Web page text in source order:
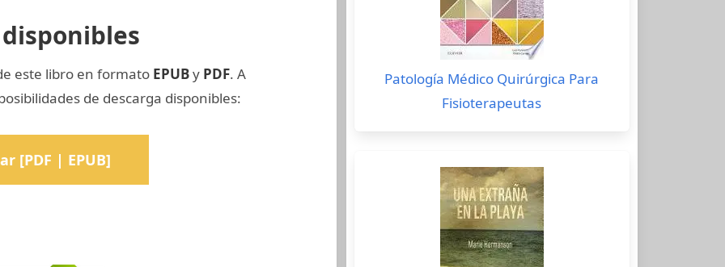
este libro en formato EPUBy PDF. A
de descarga disponibles:
[PDF | EPUB]
Patología Médico Quirúrgica Para
Fisioterapeutas